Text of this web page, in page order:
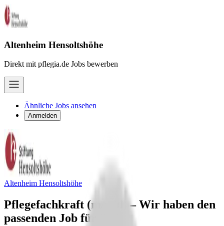
Altenheim Hensoltshöhe
Direkt mit pflegia.de Jobs bewerben
Ähnliche Jobs ansehen
Anmelden
Altenheim Hensoltshöhe
Pflegefachkraft (m/w/d) – Wir haben den
passenden Job für Sie!